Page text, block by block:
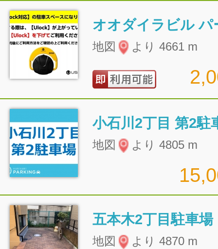
オオダイラビル パ
地図 より 4661 m
小石川2丁目 第2駐
地図 より 4805 m
五本木2丁目駐車場
地図 より 4870 m